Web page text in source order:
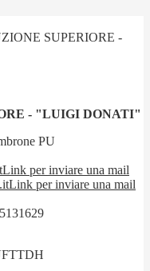
SUPERIORE -
- "LUIGI DONATI"
PU
Link per inviare una mail
Link per inviare una mail